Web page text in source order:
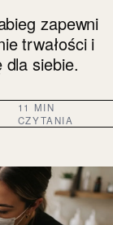
zapewni
trwałości i
siebie.
11 MIN
CZYTANIA